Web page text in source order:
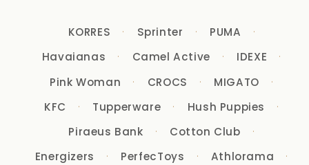
KORRES Sprinter
PUMA
Havaianas
Camel Active
IDEXE
Pink Woman
CROCS
MIGATO
KFC
Tupperware
Hush Puppies
Piraeus Bank
Cotton Club
Energizers
PerfecToys
Athlorama